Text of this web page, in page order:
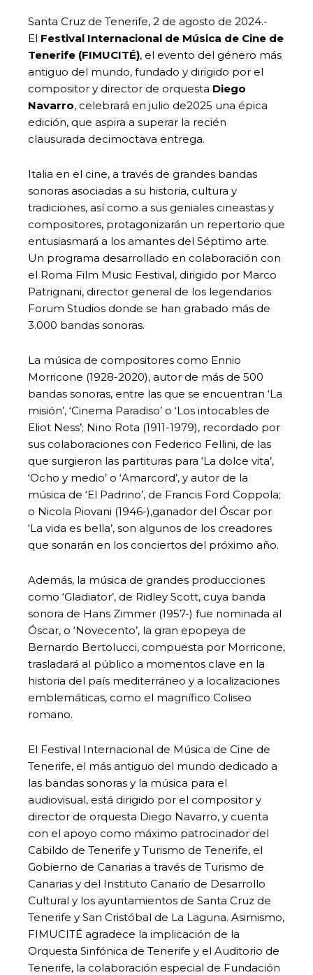
Santa Cruz de Tenerife, 2 de agosto de 2024.-
El Festival Internacional de Música de Cine de
Tenerife (FIMUCITÉ), el evento del género más
antiguo del mundo, fundado y dirigido por el
compositor y director de orquesta Diego
Navarro, celebrará en julio de2025 una épica
edición, que aspira a superar la recién
clausurada decimoctava entrega.
Italia en el cine, a través de grandes bandas
sonoras asociadas a su historia, cultura y
tradiciones, así como a sus geniales cineastas y
compositores, protagonizarán un repertorio que
entusiasmará a los amantes del Séptimo arte.
Un programa desarrollado en colaboración con
el Roma Film Music Festival, dirigido por Marco
Patrignani, director general de los legendarios
Forum Studios donde se han grabado más de
3.000 bandas sonoras.
La música de compositores como Ennio
Morricone (1928-2020), autor de más de 500
bandas sonoras, entre las que se encuentran ‘La
misión’, ‘Cinema Paradiso’ o ‘Los intocables de
Eliot Ness’; Nino Rota (1911-1979), recordado por
sus colaboraciones con Federico Fellini, de las
que surgieron las partituras para ‘La dolce vita’,
‘Ocho y medio’ o ‘Amarcord’, y autor de la
música de ‘El Padrino’, de Francis Ford Coppola;
o Nicola Piovani (1946-),ganador del Óscar por
‘La vida es bella’, son algunos de los creadores
que sonarán en los conciertos del próximo año.
Además, la música de grandes producciones
como ‘Gladiator’, de Ridley Scott, cuya banda
sonora de Hans Zimmer (1957-) fue nominada al
Óscar, o ‘Novecento’, la gran epopeya de
Bernardo Bertolucci, compuesta por Morricone,
trasladará al público a momentos clave en la
historia del país mediterráneo y a localizaciones
emblemáticas, como el magnífico Coliseo
romano.
El Festival Internacional de Música de Cine de
Tenerife, el más antiguo del mundo dedicado a
las bandas sonoras y la música para el
audiovisual, está dirigido por el compositor y
director de orquesta Diego Navarro, y cuenta
con el apoyo como máximo patrocinador del
Cabildo de Tenerife y Turismo de Tenerife, el
Gobierno de Canarias a través de Turismo de
Canarias y del Instituto Canario de Desarrollo
Cultural y los ayuntamientos de Santa Cruz de
Tenerife y San Cristóbal de La Laguna. Asimismo,
FIMUCITÉ agradece la implicación de la
Orquesta Sinfónica de Tenerife y el Auditorio de
Tenerife, la colaboración especial de Fundación